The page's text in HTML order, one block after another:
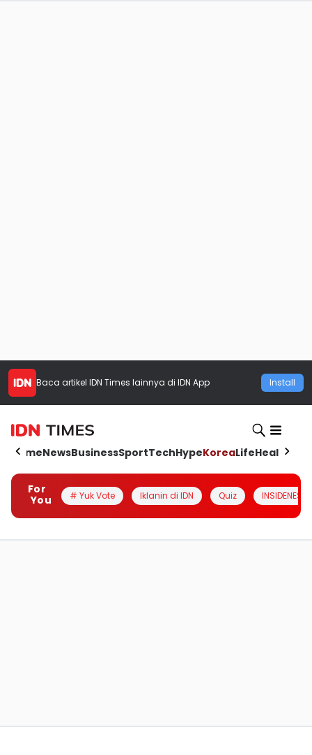
Baca artikel IDN Times lainnya di IDN App Install
HomeNewsBusinessSportTechHypeKoreaLifeHealth
For
You
# Yuk Vote Iklanin di IDN Quiz INSIDENESIA